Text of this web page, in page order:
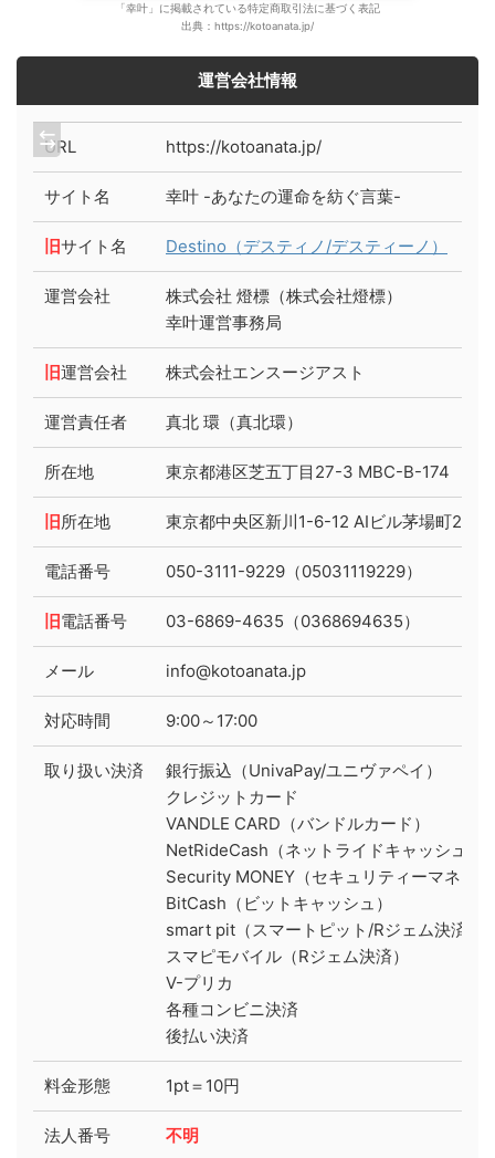
「幸叶」に掲載されている特定商取引法に基づく表記
出典：https://kotoanata.jp/
運営会社情報
URL https://kotoanata.jp/
サイト名 幸叶 -あなたの運命を紡ぐ言葉-
旧サイト名 Destino（デスティノ/デスティーノ）
運営会社
株式会社 燈標（株式会社燈標）
幸叶運営事務局
旧運営会社 株式会社エンスージアスト
運営責任者 真北 環（真北環）
所在地 東京都港区芝五丁目27-3 MBC-B-174
旧所在地 東京都中央区新川1-6-12 AIビル茅場町2F
電話番号 050-3111-9229（05031119229）
旧電話番号 03-6869-4635（0368694635）
メール info@kotoanata.jp
対応時間 9:00～17:00
取り扱い決済
銀行振込（UnivaPay/ユニヴァペイ）
クレジットカード
VANDLE CARD（バンドルカード）
NetRideCash（ネットライドキャッシュ）
Security MONEY（セキュリティーマネー）
BitCash（ビットキャッシュ）
smart pit（スマートピット/Rジェム決済）
スマピモバイル（Rジェム決済）
V-プリカ
各種コンビニ決済
後払い決済
料金形態 1pt＝10円
法人番号 不明